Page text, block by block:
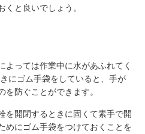
くと良いでしょう。
よっては作業中に水があふれてく
にゴム手袋をしていると、手が
防ぐことができます。
を開閉するときに固くて素手で開
めにゴム手袋をつけておくことを